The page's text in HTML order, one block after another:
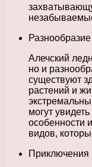
Алечский
но и
существуют
растений и
могут
особенности
видов,
Приключения